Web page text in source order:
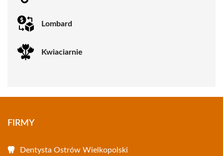
Lombard
Kwiaciarnie
FIRMY
Dentysta Ostrów Wielkopolski